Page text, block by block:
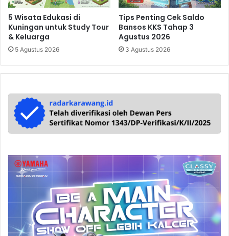
5 Wisata Edukasi di
Kuningan untuk Study Tour
& Keluarga
5 Agustus 2026
Tips Penting Cek Saldo
Bansos KKS Tahap 3
Agustus 2026
3 Agustus 2026